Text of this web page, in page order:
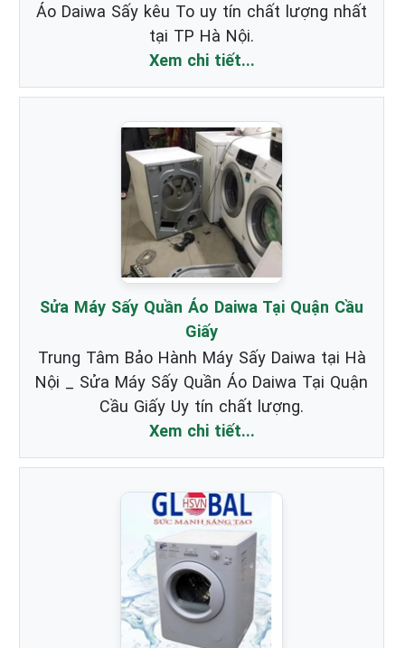
Áo Daiwa Sấy kêu To uy tín chất lượng nhất
tại TP Hà Nội.
Xem chi tiết...
Sửa Máy Sấy Quần Áo Daiwa Tại Quận Cầu
Giấy
Trung Tâm Bảo Hành Máy Sấy Daiwa tại Hà
Nội _ Sửa Máy Sấy Quần Áo Daiwa Tại Quận
Cầu Giấy Uy tín chất lượng.
Xem chi tiết...